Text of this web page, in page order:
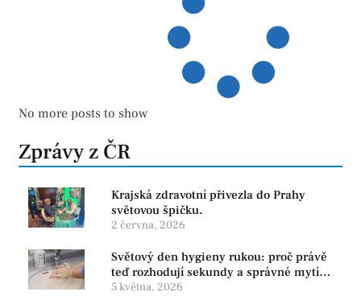
No more posts to show
Zprávy z ČR
Krajská zdravotní přivezla do Prahy
světovou špičku.
2 června, 2026
Světový den hygieny rukou: proč právě
teď rozhodují sekundy a správné mytí
rukou
5 května, 2026